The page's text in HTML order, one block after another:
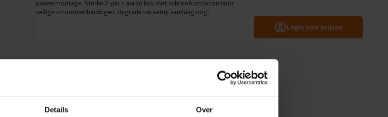
Details Over
paneelmontage. Sterke 2-pin + aarde bus met schroefcontacten voor
veilige stroomverbindingen. Upgrade uw setup vandaag nog!
Login voor prijzen
paneelmontage 2 pin + aarde bus PCB TOP